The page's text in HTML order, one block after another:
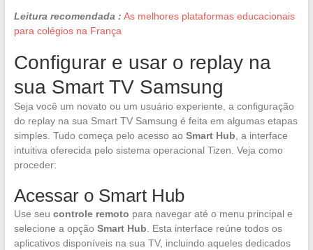
Leitura recomendada : As melhores plataformas educacionais
para colégios na França
Configurar e usar o replay na
sua Smart TV Samsung
Seja você um novato ou um usuário experiente, a configuração
do replay na sua Smart TV Samsung é feita em algumas etapas
simples. Tudo começa pelo acesso ao Smart Hub , a interface
intuitiva oferecida pelo sistema operacional Tizen. Veja como
proceder:
Acessar o Smart Hub
Use seu controle remoto para navegar até o menu principal e
selecione a opção Smart Hub . Esta interface reúne todos os
aplicativos disponíveis na sua TV, incluindo aqueles dedicados